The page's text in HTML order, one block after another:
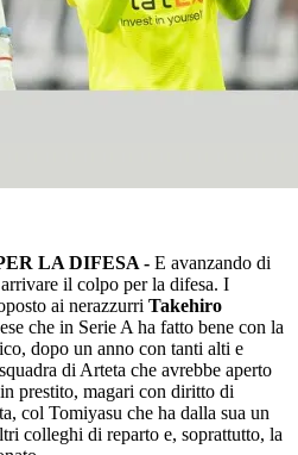
LA DIFESA - E avanzando di
il colpo per la difesa. I
ai nerazzurri Takehiro
che in Serie A ha fatto bene con la
dopo un anno con tanti alti e
di Arteta che avrebbe aperto
prestito, magari con diritto di
col Tomiyasu che ha dalla sua un
colleghi di reparto e, soprattutto, la